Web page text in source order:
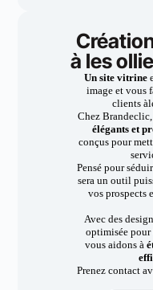
à les
Un site vitrine
image et vous
clients
Chez
élégants et
conçus pour
Pensé pour
sera un outil
vos prospects
Avec des
optimisée pour
vous aidons à
Prenez contact